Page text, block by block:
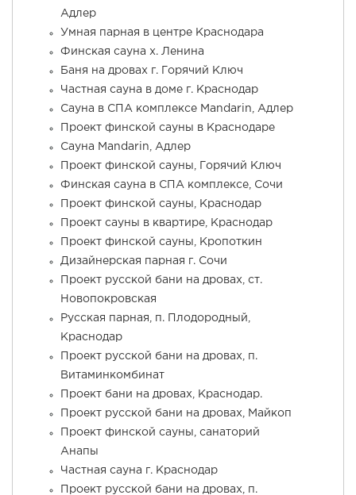
Адлер
Умная парная в центре Краснодара
Финская сауна х. Ленина
Баня на дровах г. Горячий Ключ
Частная сауна в доме г. Краснодар
Сауна в СПА комплексе Mandarin, Адлер
Проект финской сауны в Краснодаре
Сауна Mandarin, Адлер
Проект финской сауны, Горячий Ключ
Финская сауна в СПА комплексе, Сочи
Проект финской сауны, Краснодар
Проект сауны в квартире, Краснодар
Проект финской сауны, Кропоткин
Дизайнерская парная г. Сочи
Проект русской бани на дровах, ст.
Новопокровская
Русская парная, п. Плодородный,
Краснодар
Проект русской бани на дровах, п.
Витаминкомбинат
Проект бани на дровах, Краснодар.
Проект русской бани на дровах, Майкоп
Проект финской сауны, санаторий
Анапы
Частная сауна г. Краснодар
Проект русской бани на дровах, п.